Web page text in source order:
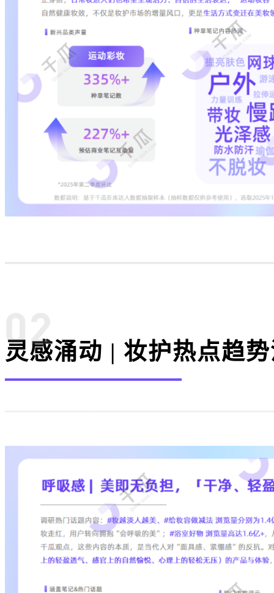
灵感涌动 | 妆护热点趋